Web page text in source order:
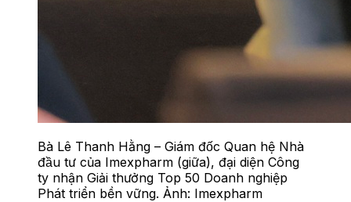
Bà Lê Thanh Hằng – Giám đốc Quan hệ Nhà
đầu tư của Imexpharm (giữa), đại diện Công
ty nhận Giải thưởng Top 50 Doanh nghiệp
Phát triển bền vững. Ảnh: Imexpharm